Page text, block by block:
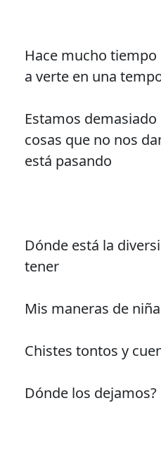
Hace mucho
a verte en una
Estamos
cosas que no nos
está pasando
Dónde está la
tener
Mis maneras de
Chistes tontos y
Dónde los dejamos?